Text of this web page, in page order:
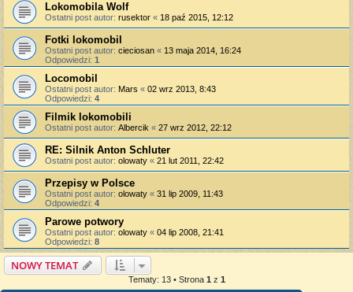
Lokomobila Wolf
Ostatni post autor: rusektor « 18 paź 2015, 12:12
Fotki lokomobil
Ostatni post autor: cieciosan « 13 maja 2014, 16:24
Odpowiedzi: 1
Locomobil
Ostatni post autor: Mars « 02 wrz 2013, 8:43
Odpowiedzi: 4
Filmik lokomobili
Ostatni post autor: Albercik « 27 wrz 2012, 22:12
RE: Silnik Anton Schluter
Ostatni post autor: olowaty « 21 lut 2011, 22:42
Przepisy w Polsce
Ostatni post autor: olowaty « 31 lip 2009, 11:43
Odpowiedzi: 4
Parowe potwory
Ostatni post autor: olowaty « 04 lip 2008, 21:41
Odpowiedzi: 8
NOWY TEMAT
Tematy: 13 • Strona 1 z 1